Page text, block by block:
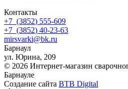
Контакты
+7 (3852) 555-609
+7 (3852) 40-23-63
mirsvarki@bk.ru
Барнаул
ул. Юрина, 209
© 2026 Интернет-магазин
Барнауле
Создание сайта BTB Digital